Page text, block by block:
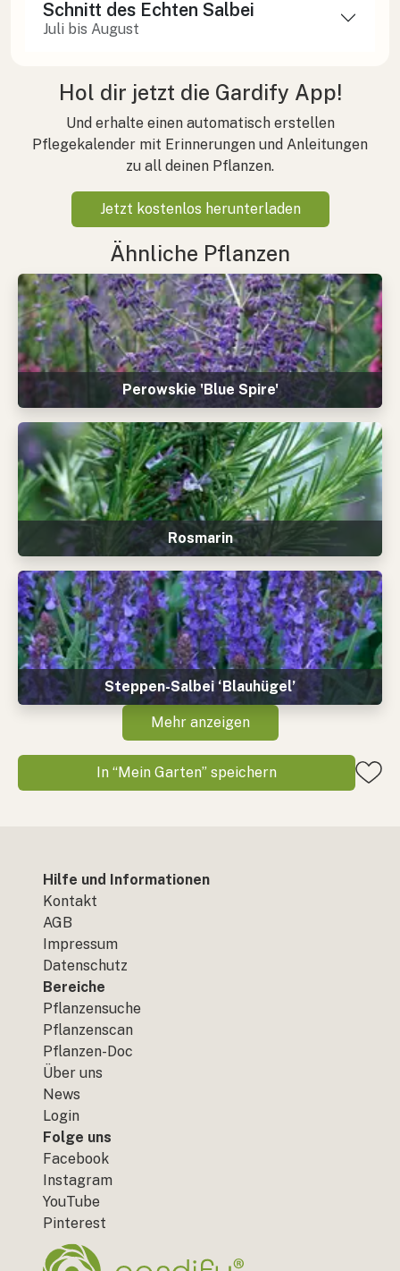
Schnitt des Echten Salbei
Juli bis August
Hol dir jetzt die Gardify App!
Und erhalte einen automatisch erstellen
Pflegekalender mit Erinnerungen und Anleitungen
zu all deinen Pflanzen.
Jetzt kostenlos herunterladen
Ähnliche Pflanzen
Perowskie 'Blue Spire'
Rosmarin
Steppen-Salbei ‘Blauhügel’
Mehr anzeigen
In “Mein Garten” speichern
Hilfe und Informationen
Kontakt
AGB
Impressum
Datenschutz
Bereiche
Pflanzensuche
Pflanzenscan
Pflanzen-Doc
Über uns
News
Login
Folge uns
Facebook
Instagram
YouTube
Pinterest